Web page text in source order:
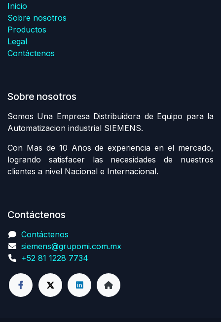
Inicio
Sobre nosotros
Productos
Legal
Contáctenos
Sobre nosotros
Somos Una Empresa Distribuidora de Equipo para la
Automatizacion industrial SIEMENS.
Con Mas de 10 Años de experiencia en el mercado,
logrando satisfacer las necesidades de nuestros
clientes a nivel Nacional e Internacional.
Contáctenos
Contáctenos
siemens@grupomi.com.mx
+52 81 1228 7734